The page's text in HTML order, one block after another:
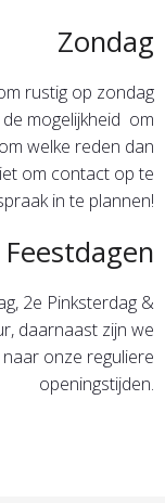
Zondag
rustig op zondag
mogelijkheid om
welke reden dan
om contact op te
in te plannen!
Feestdagen
2e Pinksterdag &
daarnaast zijn we
onze reguliere
openingstijden.